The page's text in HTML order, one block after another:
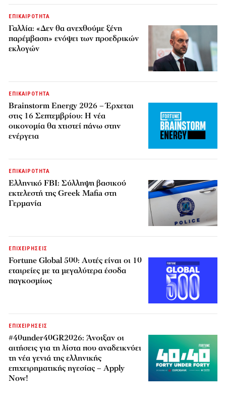
ΕΠΙΚΑΙΡΟΤΗΤΑ
Γαλλία: «Δεν θα ανεχθούμε ξένη
παρέμβαση» ενόψει των προεδρικών
εκλογών
ΕΠΙΚΑΙΡΟΤΗΤΑ
Brainstorm Energy 2026 – Έρχεται
στις 16 Σεπτεμβρίου: Η νέα
οικονομία θα χτιστεί πάνω στην
ενέργεια
ΕΠΙΚΑΙΡΟΤΗΤΑ
Ελληνικό FBI: Σύλληψη βασικού
εκτελεστή της Greek Mafia στη
Γερμανία
ΕΠΙΧΕΙΡΗΣΕΙΣ
Fortune Global 500: Αυτές είναι οι 10
εταιρείες με τα μεγαλύτερα έσοδα
παγκοσμίως
ΕΠΙΧΕΙΡΗΣΕΙΣ
#40under40GR2026: Άνοιξαν οι
αιτήσεις για τη λίστα που αναδεικνύει
τη νέα γενιά της ελληνικής
επιχειρηματικής ηγεσίας – Apply
Now!